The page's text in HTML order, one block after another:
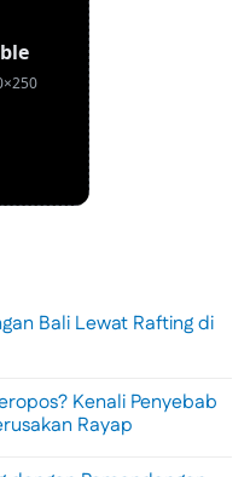
Bali Lewat Rafting di
Kenali Penyebab
Rayap